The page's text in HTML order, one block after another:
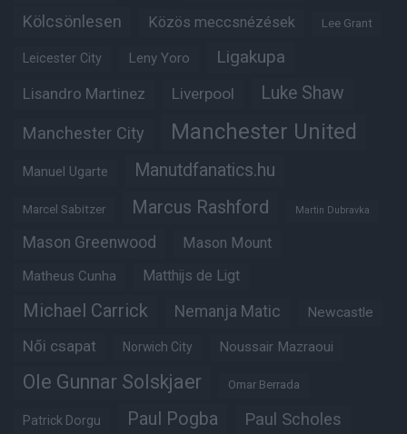
Kölcsönlesen Közös meccsnézések Lee Grant
Leicester City Leny Yoro Ligakupa
Lisandro Martinez Liverpool Luke Shaw
Manchester City Manchester United
Manuel Ugarte Manutdfanatics.hu
Marcel Sabitzer Marcus Rashford Martin Dubravka
Mason Greenwood Mason Mount
Matheus Cunha Matthijs de Ligt
Michael Carrick Nemanja Matic Newcastle
Női csapat Norwich City Noussair Mazraoui
Ole Gunnar Solskjaer Omar Berrada
Patrick Dorgu Paul Pogba Paul Scholes